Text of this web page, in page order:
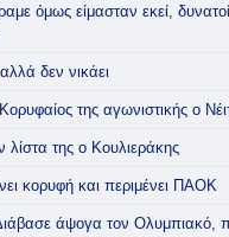
όμως είμασταν εκεί,
δεν νικάει
της αγωνιστικής ο
λίστα της ο Κουλιεράκης
κορυφή και περιμένει ΠΑΟΚ
άψογα τον Ολυμπιακό,